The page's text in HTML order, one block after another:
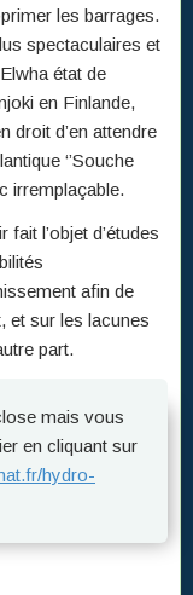
les barrages.
spectaculaires et
état de
en Finlande,
droit d’en attendre
‘’Souche
irremplaçable.
l’objet d’études
afin de
et sur les lacunes
part.
mais vous
en cliquant sur
hydro-